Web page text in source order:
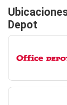
Depot